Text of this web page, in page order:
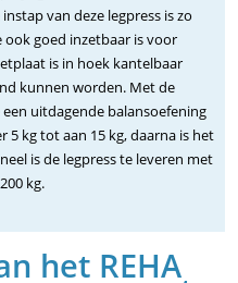
van deze legpress is zo
ook goed inzetbaar is voor
is in hoek kantelbaar
kunnen worden. Met de
uitdagende balansoefening
5 kg tot aan 15 kg, daarna is het
is de legpress te leveren met
kg.
het REHA